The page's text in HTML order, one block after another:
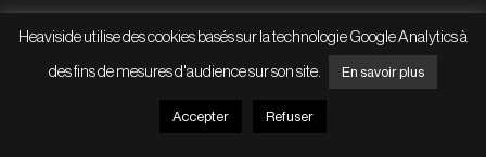
Heaviside utilise des cookies basés sur la technologie Google Analytics à
des fins de mesures d'audience sur son site. En savoir plus
Accepter Refuser